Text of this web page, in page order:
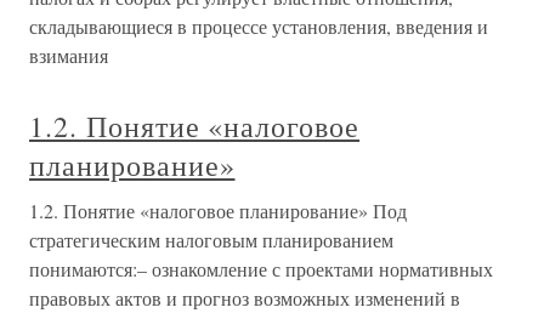
складывающиеся в процессе установления, введения и
взимания
1.2. Понятие «налоговое
планирование»
1.2. Понятие «налоговое планирование» Под
стратегическим налоговым планированием
понимаются:– ознакомление с проектами нормативных
правовых актов и прогноз возможных изменений в